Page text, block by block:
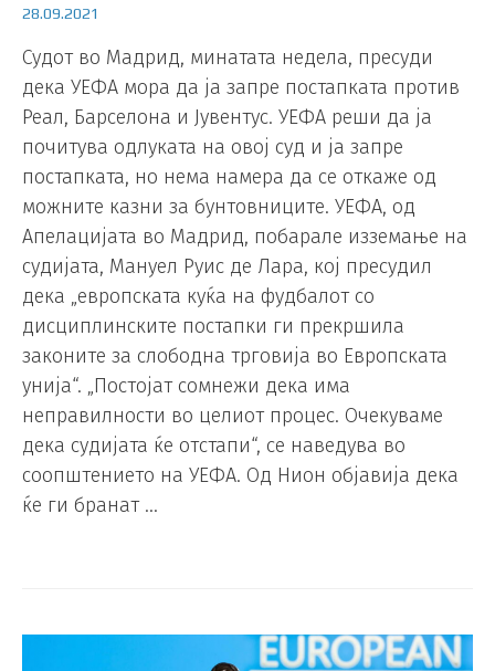
28.09.2021
Судот во Мадрид, минатата недела, пресуди
дека УЕФА мора да ја запре постапката против
Реал, Барселона и Јувентус. УЕФА реши да ја
почитува одлуката на овој суд и ја запре
постапката, но нема намера да се откаже од
можните казни за бунтовниците. УЕФА, од
Апелацијата во Мадрид, побарале изземање на
судијата, Мануел Руис де Лара, кој пресудил
дека „европската куќа на фудбалот со
дисциплинските постапки ги прекршила
законите за слободна трговија во Европската
унија“. „Постојат сомнежи дека има
неправилности во целиот процес. Очекуваме
дека судијата ќе отстапи“, се наведува во
соопштението на УЕФА. Од Нион објавија дека
ќе ги бранат …